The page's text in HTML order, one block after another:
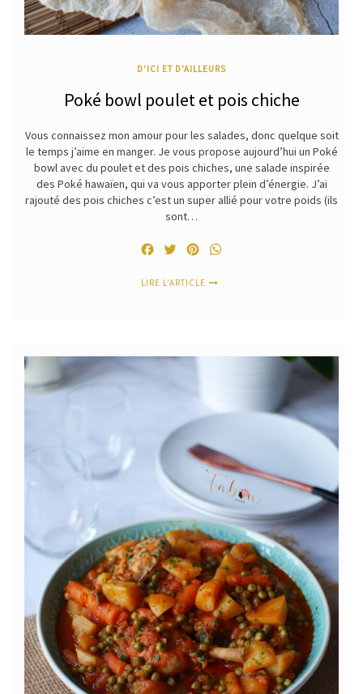
D'ICI ET D'AILLEURS
Poké bowl poulet et pois chiche
Vous connaissez mon amour pour les salades, donc quelque soit
le temps j’aime en manger. Je vous propose aujourd’hui un Poké
bowl avec du poulet et des pois chiches, une salade inspirée
des Poké hawaïen, qui va vous apporter plein d’énergie. J’ai
rajouté des pois chiches c’est un super allié pour votre poids (ils
sont…
FacebookTwitterPinterest
LIRE L'ARTICLE